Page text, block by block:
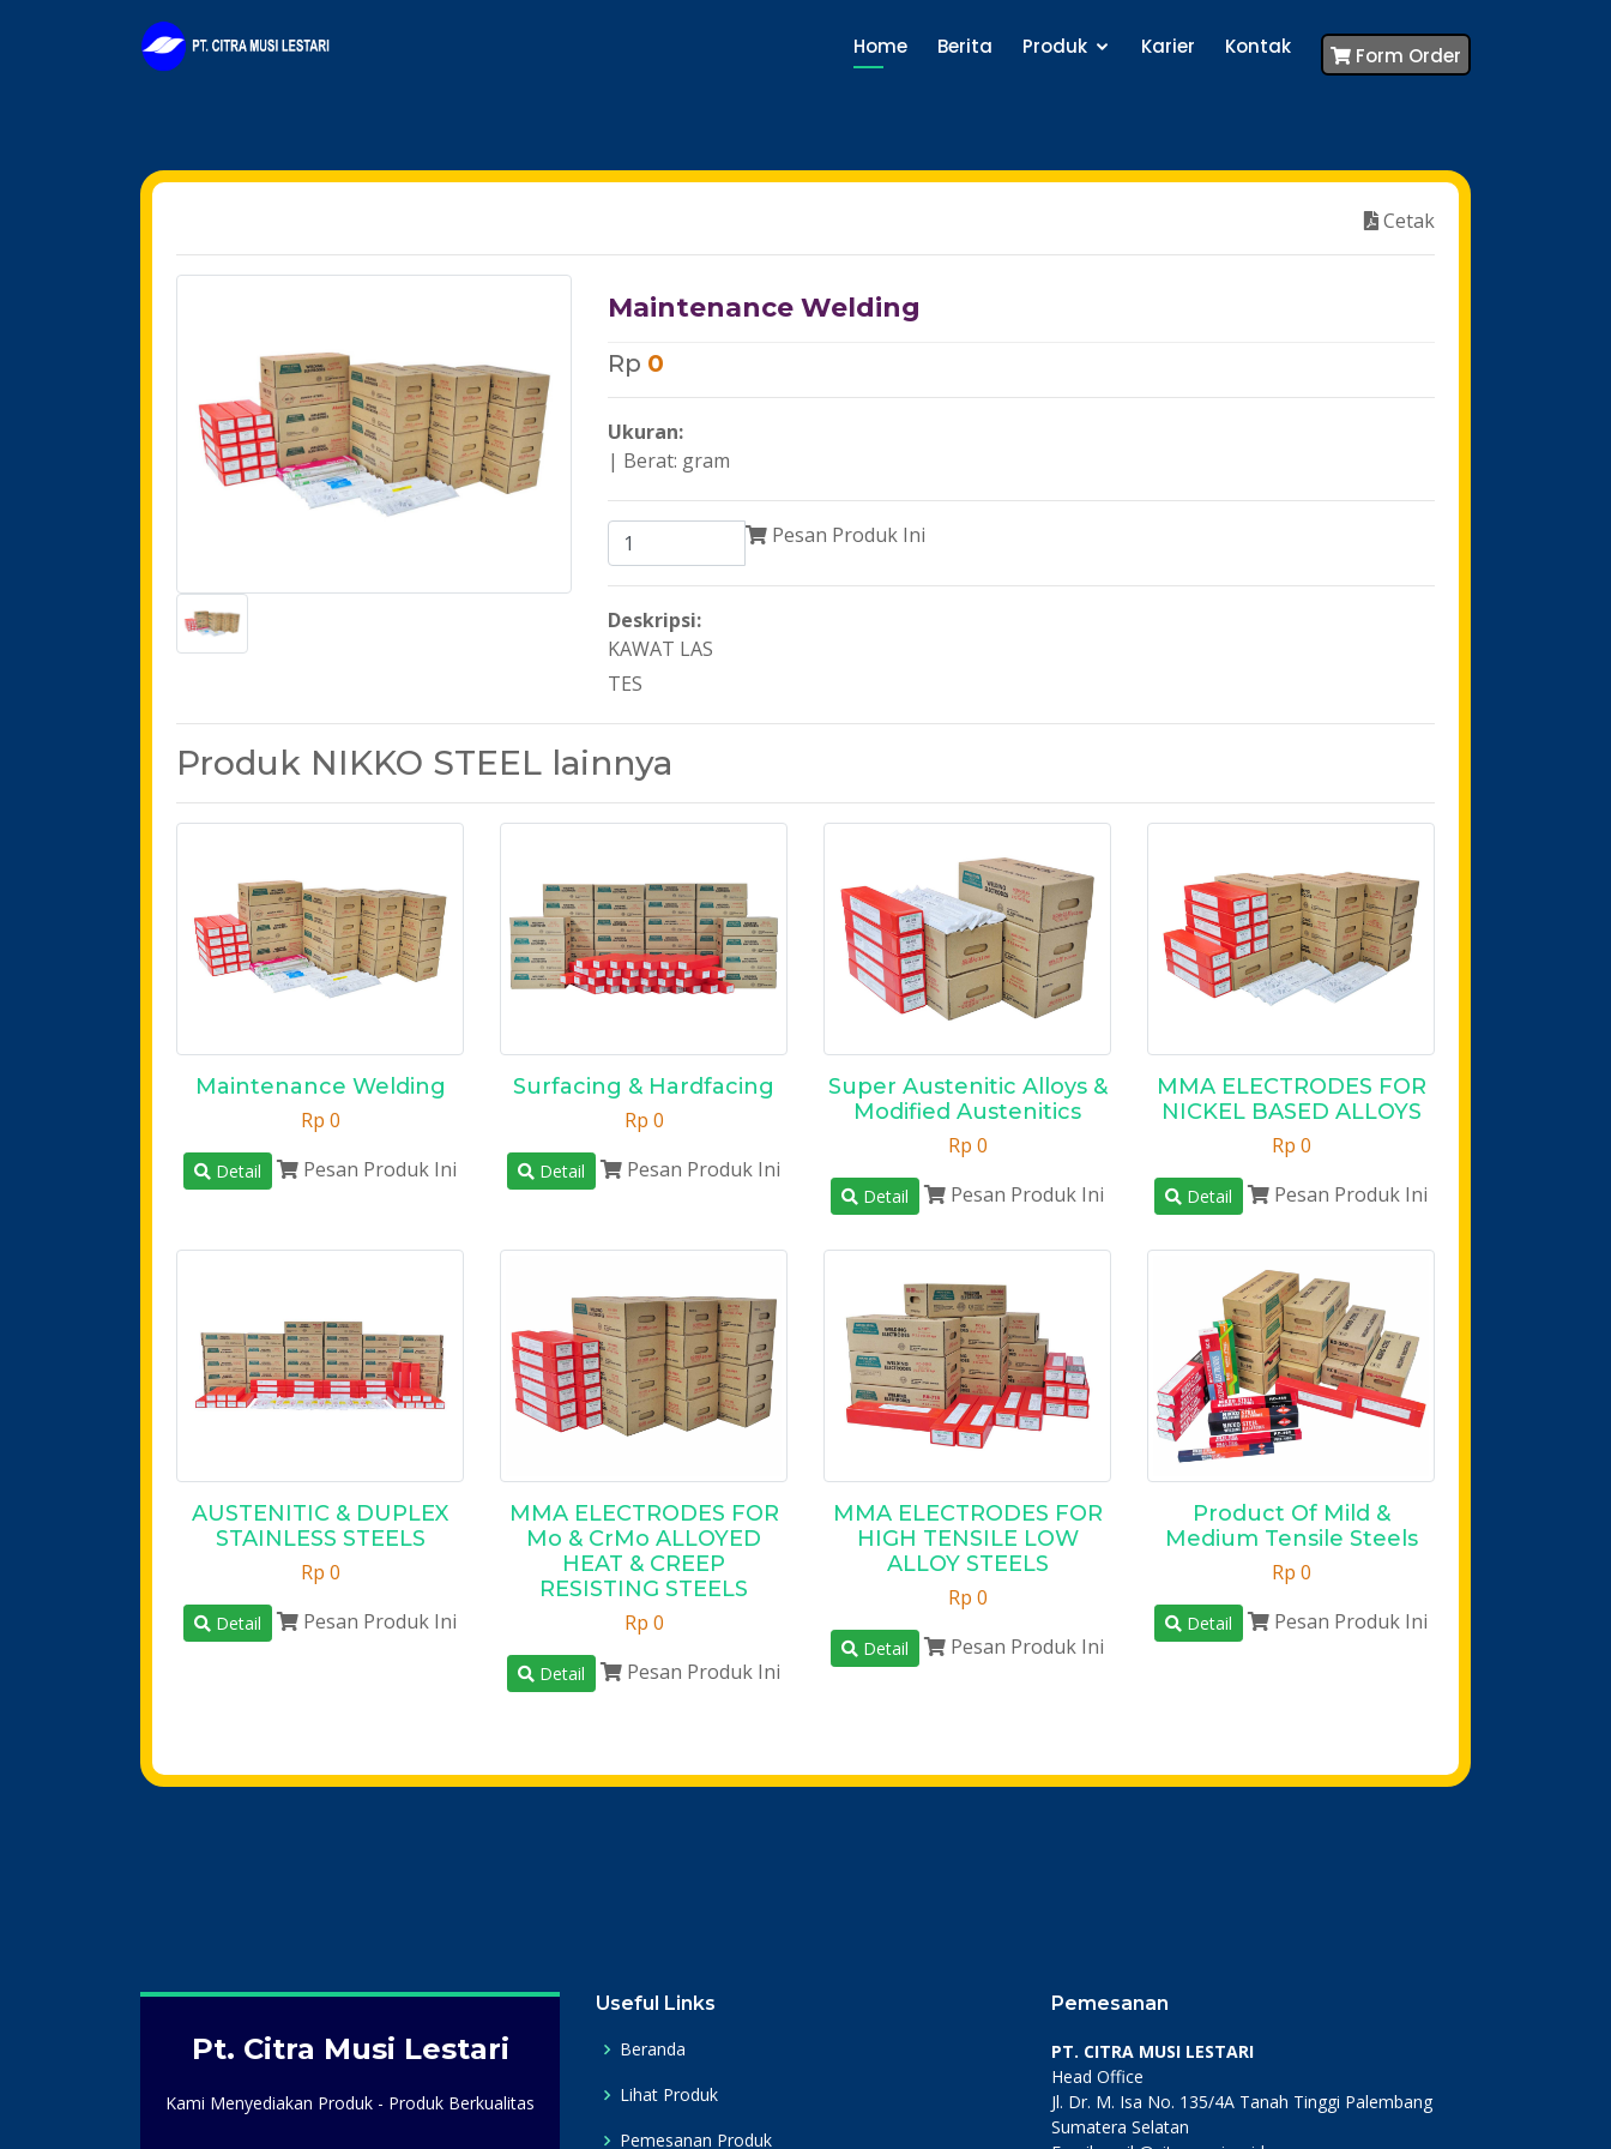
Home Berita Produk Karier Kontak Form Order
Cetak
Maintenance Welding
Rp 0
Ukuran:
| Berat: gram
Pesan Produk Ini
Deskripsi:
KAWAT LAS
TES
Produk NIKKO STEEL lainnya
Maintenance Welding
Rp 0
Detail Pesan Produk Ini
Surfacing & Hardfacing
Rp 0
Detail Pesan Produk Ini
Super Austenitic Alloys &
Modified Austenitics
Rp 0
Detail Pesan Produk Ini
MMA ELECTRODES FOR
NICKEL BASED ALLOYS
Rp 0
Detail Pesan Produk Ini
AUSTENITIC & DUPLEX
STAINLESS STEELS
Rp 0
Detail Pesan Produk Ini
MMA ELECTRODES FOR
Mo & CrMo ALLOYED
HEAT & CREEP
RESISTING STEELS
Rp 0
Detail Pesan Produk Ini
MMA ELECTRODES FOR
HIGH TENSILE LOW
ALLOY STEELS
Rp 0
Detail Pesan Produk Ini
Product Of Mild &
Medium Tensile Steels
Rp 0
Detail Pesan Produk Ini
Pt. Citra Musi Lestari
Kami Menyediakan Produk - Produk Berkualitas
Useful Links
Beranda
Lihat Produk
Pemesanan Produk
Pemesanan
PT. CITRA MUSI LESTARI
Head Office
Jl. Dr. M. Isa No. 135/4A Tanah Tinggi Palembang
Sumatera Selatan